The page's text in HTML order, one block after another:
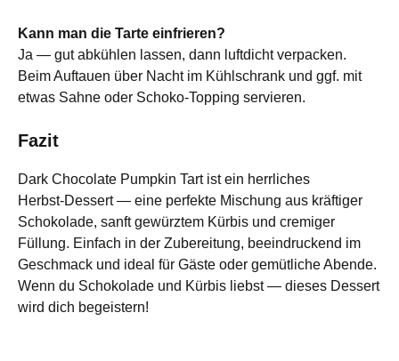
Kann man die Tarte einfrieren?
Ja — gut abkühlen lassen, dann luftdicht verpacken.
Beim Auftauen über Nacht im Kühlschrank und ggf. mit
etwas Sahne oder Schoko‑Topping servieren.
Fazit
Dark Chocolate Pumpkin Tart ist ein herrliches
Herbst‑Dessert — eine perfekte Mischung aus kräftiger
Schokolade, sanft gewürztem Kürbis und cremiger
Füllung. Einfach in der Zubereitung, beeindruckend im
Geschmack und ideal für Gäste oder gemütliche Abende.
Wenn du Schokolade und Kürbis liebst — dieses Dessert
wird dich begeistern!